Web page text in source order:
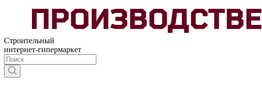
Строительный
интернет-гипермаркет